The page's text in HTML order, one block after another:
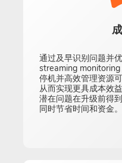
通过及早识别问题并
streaming monitoring
停机并高效管理资源
从而实现更具成本效
潜在问题在升级前得
同时节省时间和资金。